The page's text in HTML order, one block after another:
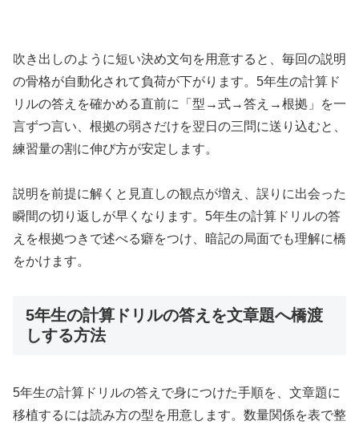
吹き出しのように短い決め文句を用意すると、毎回の説明
の骨格が自動化されて負荷が下がります。5年生の計算ド
リルの答えを確かめる直前に「型→式→答え→根拠」を一
言ずつ言い、根拠の弱さだけを翌日の三問に送り込むと、
練習量の割に伸び方が安定します。
説明を前提に解くと見直しの観点が増え、誤りに出会った
瞬間の切り返しが早くなります。5年生の計算ドリルの答
えを根拠つきで述べる癖をつけ、暗記の局面でも理解に橋
をかけます。
5年生の計算ドリルの答えを文章題へ橋渡
しする方法
5年生の計算ドリルの答えで身につけた手順を、文章題に
移植するには読み方の型を用意します。数量関係を表で整